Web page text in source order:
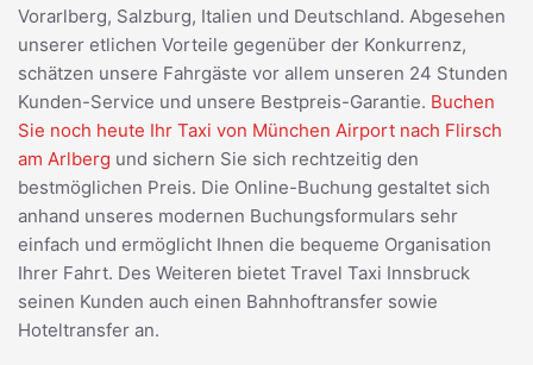
Vorarlberg, Salzburg, Italien und Deutschland. Abgesehen
unserer etlichen Vorteile gegenüber der Konkurrenz,
schätzen unsere Fahrgäste vor allem unseren 24 Stunden
Kunden-Service und unsere Bestpreis-Garantie. Buchen
Sie noch heute Ihr Taxi von München Airport nach Flirsch
am Arlberg und sichern Sie sich rechtzeitig den
bestmöglichen Preis. Die Online-Buchung gestaltet sich
anhand unseres modernen Buchungsformulars sehr
einfach und ermöglicht Ihnen die bequeme Organisation
Ihrer Fahrt. Des Weiteren bietet Travel Taxi Innsbruck
seinen Kunden auch einen Bahnhoftransfer sowie
Hoteltransfer an.